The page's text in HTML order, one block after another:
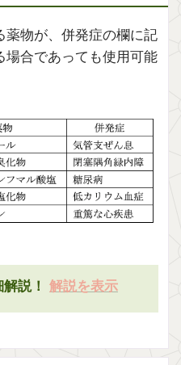
薬物が、併発症の欄に記
合であっても使用可能
説！ 解説を表示